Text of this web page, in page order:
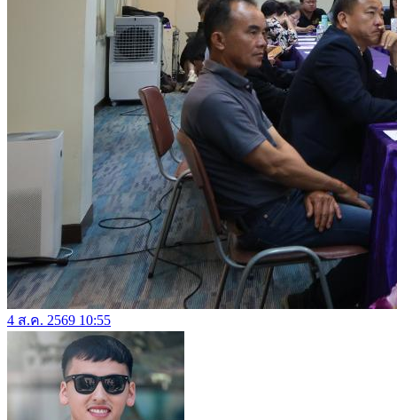
4 ส.ค. 2569 10:55